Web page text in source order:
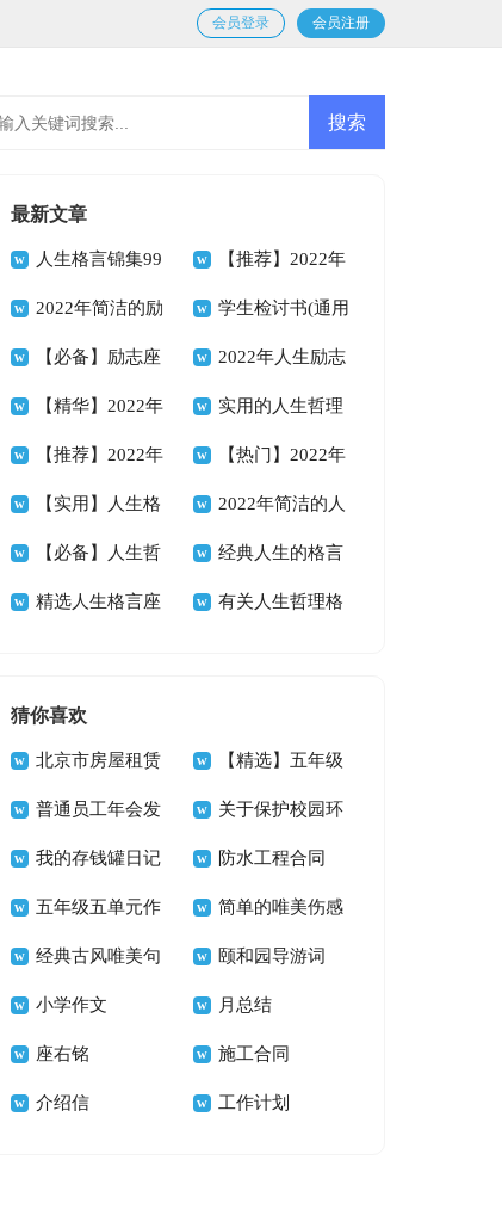
会员登录 会员注册
最新文章
人生格言锦集99
条
【推荐】2022年
人生格言座右铭49
条
2022年简洁的励
志座右铭合集68条
学生检讨书(通用
15篇)
【必备】励志座
右铭合集64句
2022年人生励志
座右铭汇编79句
【精华】2022年
人生哲理格言摘录
58句
实用的人生哲理
格言合集35条
【推荐】2022年
人生哲理格言合集
39句
【热门】2022年
人生格言座右铭合集
68条
【实用】人生格
言警句汇总99条
2022年简洁的人
生感悟格言29句
【必备】人生哲
理格言摘录74条
经典人生的格言
汇编59句
精选人生格言座 有关人生哲理格
猜你喜欢
北京市房屋租赁
合同15篇
【精选】五年级
单元作文锦集九篇
普通员工年会发
言稿11篇
关于保护校园环
境的建议书三篇
我的存钱罐日记 防水工程合同
五年级五单元作
文300字汇编6篇
简单的唯美伤感
句子汇编59条
经典古风唯美句
子摘录86条
颐和园导游词
【精】
小学作文 月总结
座右铭 施工合同
介绍信 工作计划